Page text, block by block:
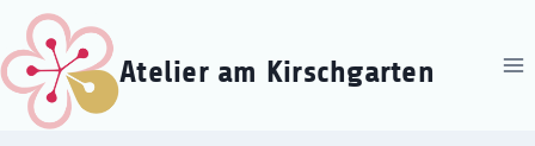
Inhalt
springen
Atelier am Kirschgarten